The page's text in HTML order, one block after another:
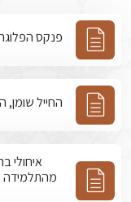
פנקס הפלוגה,
החייל שומן,
איחולי
מהתלמידה